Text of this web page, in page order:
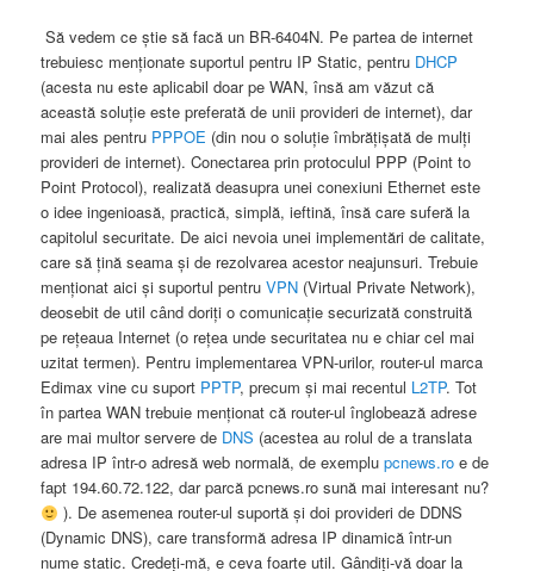
Să vedem ce ştie să facă un BR-6404N. Pe partea de internet
trebuiesc menţionate suportul pentru IP Static, pentru DHCP
(acesta nu este aplicabil doar pe WAN, însă am văzut că
această soluţie este preferată de unii provideri de internet), dar
mai ales pentru PPPOE (din nou o soluţie îmbrăţişată de mulţi
provideri de internet). Conectarea prin protoculul PPP (Point to
Point Protocol), realizată deasupra unei conexiuni Ethernet este
o idee ingenioasă, practică, simplă, ieftină, însă care suferă la
capitolul securitate. De aici nevoia unei implementări de calitate,
care să ţină seama şi de rezolvarea acestor neajunsuri. Trebuie
menţionat aici şi suportul pentruVPN (Virtual Private Network),
deosebit de util când doriţi o comunicaţie securizată construită
pe reţeaua Internet (o reţea unde securitatea nu e chiar cel mai
uzitat termen). Pentru implementarea VPN-urilor, router-ul marca
Edimax vine cu suport PPTP, precum şi mai recentul L2TP. Tot
în partea WAN trebuie menţionat că router-ul înglobează adrese
are mai multor servere de DNS (acestea au rolul de a translata
adresa IP într-o adresă web normală, de exemplupcnews.ro e de
fapt 194.60.72.122, dar parcă pcnews.ro sună mai interesant nu?
). De asemenea router-ul suportă şi doi provideri de DDNS
(Dynamic DNS), care transformă adresa IP dinamică într-un
nume static. Credeţi-mă, e ceva foarte util. Gândiţi-vă doar la